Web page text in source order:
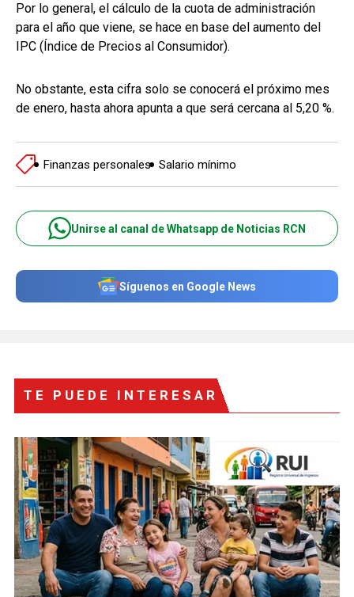
Por lo general, el cálculo de la cuota de administración
para el año que viene, se hace en base del aumento del
IPC (Índice de Precios al Consumidor).
No obstante, esta cifra solo se conocerá el próximo mes
de enero, hasta ahora apunta a que será cercana al 5,20 %.
Finanzas personales Salario mínimo
Unirse al canal de Whatsapp de Noticias RCN
Síguenos en Google News
TE PUEDE INTERESAR